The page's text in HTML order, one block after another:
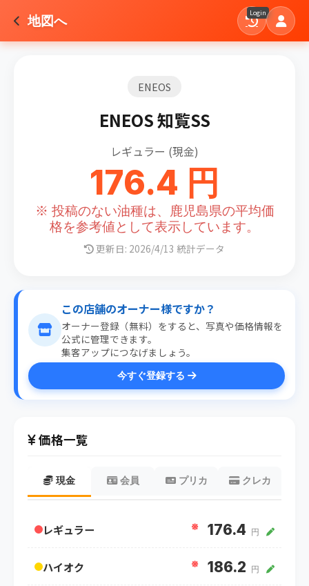
地図へ Login
ENEOS
ENEOS 知覧SS
レギュラー (現金)
176.4 円
※ 投稿のない油種は、鹿児島県の平均価
格を参考値として表示しています。
更新日: 2026/4/13 統計データ
この店舗のオーナー様ですか？
オーナー登録（無料）をすると、写真や価格情報を
公式に管理できます。
集客アップにつなげましょう。
今すぐ登録する
価格一覧
現金 会員 プリカ クレカ
レギュラー ※ 176.4 円
ハイオク ※ 186.2 円